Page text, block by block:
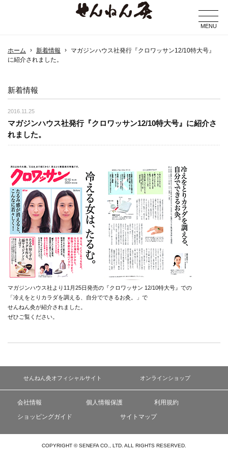
MENU
ホーム 新着情報
マガジンハウス社発行『クロワッサン12/10特大号』
に紹介されました。
新着情報
2016.11.25
マガジンハウス社発行『クロワッサン12/10特大号』に紹介さ
れました。
マガジンハウス社より11月25日発売の『クロワッサン 12/10特大号』での
「冷えをとりカラダを調える、自分でできるお灸。」で
せんねん灸が紹介されました。
ぜひご覧ください。
せんねん灸オフィシャルサイト オンラインショップ
会社情報 個人情報保護
利用規約
ショッピングガイド
サイトマップ
COPYRIGHT © SENEFA CO., LTD. ALL RIGHTS RESERVED.